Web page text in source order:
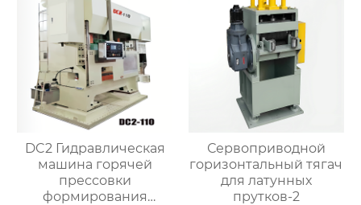
DC2 Гидравлическая
машина горячей
прессовки
формирования
Сервоприводной
горизонтальный тягач
для латунных
прутков-2